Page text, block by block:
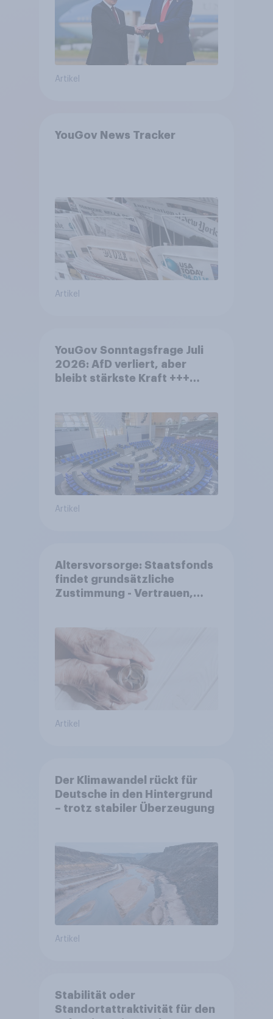
bewerten
Artikel
YouGov News Tracker
Artikel
YouGov Sonntagsfrage Juli
2026: AfD verliert, aber
bleibt stärkste Kraft +++
Artikel
Altersvorsorge: Staatsfonds
findet grundsätzliche
Zustimmung - Vertrauen,
Akzeptanz
Artikel
Der Klimawandel rückt für
Deutsche in den Hintergrund
– trotz stabiler Überzeugung
Artikel
Stabilität oder
Standortattraktivität für den